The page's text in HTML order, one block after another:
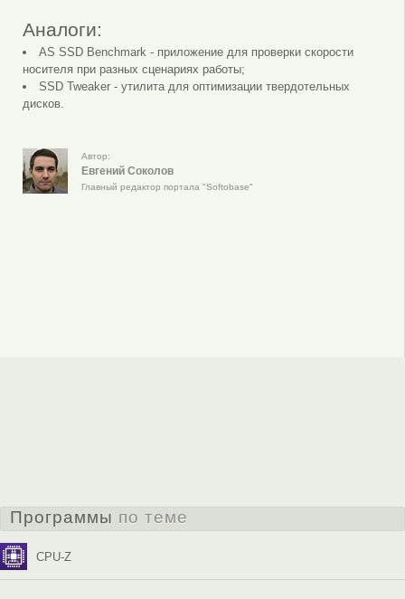
Аналоги:
AS SSD Benchmark - приложение для проверки скорости
носителя при разных сценариях работы;
SSD Tweaker - утилита для оптимизации твердотельных
дисков.
Автор:
Евгений Соколов
Главный редактор портала "Softobase"
Программы по теме
CPU-Z